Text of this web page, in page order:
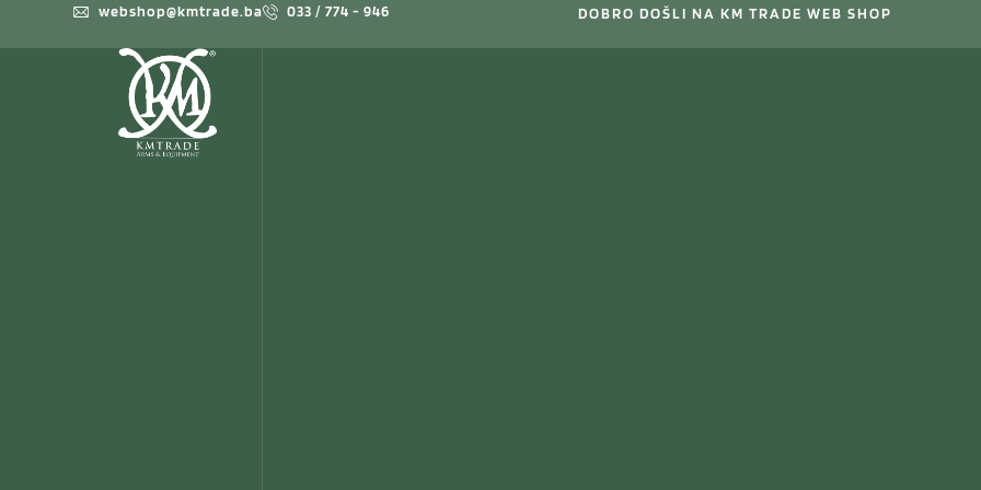
webshop@kmtrade.ba 033 / 774 - 946 DOBRO DOŠLI NA KM TRADE WEB SHOP